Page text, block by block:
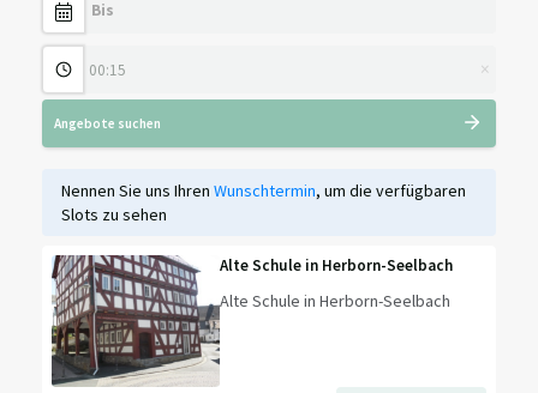
×
Angebote suchen
Nennen Sie uns Ihren Wunschtermin, um die verfügbaren
Slots zu sehen
Alte Schule in Herborn-Seelbach
Alte Schule in Herborn-Seelbach